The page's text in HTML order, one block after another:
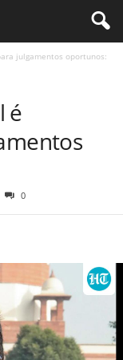
julgamentos oportunos:
é
0